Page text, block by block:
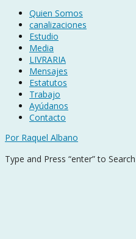
Quien Somos
canalizaciones
Estudio
Media
LIVRARIA
Mensajes
Estatutos
Trabajo
Ayúdanos
Contacto
Por Raquel Albano
Type and Press “enter” to Search